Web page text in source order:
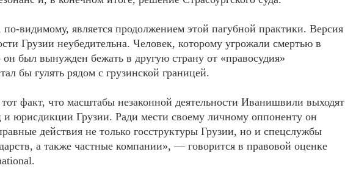
видимому, является продолжением этой пагубной практики. Версия
Грузии неубедительна. Человек, которому угрожали смертью в
он был вынужден бежать в другую страну от «правосудия»
бы гулять рядом с грузинской границей.
факт, что масштабы незаконной деятельности Иванишвили выходят
и юрисдикции Грузии. Ради мести своему личному оппоненту он
действия не только госструктуры Грузии, но и спецслужбы
а также частные компании», — говорится в правовой оценке